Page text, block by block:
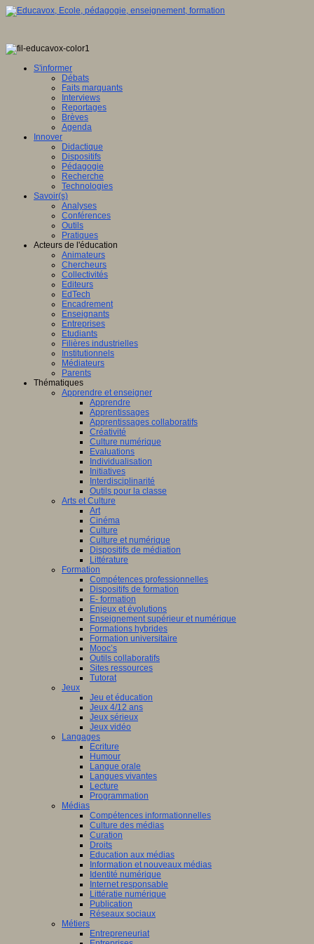
S'informer
Débats
Faits marquants
Interviews
Reportages
Brèves
Agenda
Innover
Didactique
Dispositifs
Pédagogie
Recherche
Technologies
Savoir(s)
Analyses
Conférences
Outils
Pratiques
Acteurs de l'éducation
Animateurs
Chercheurs
Collectivités
Editeurs
EdTech
Encadrement
Enseignants
Entreprises
Etudiants
Filières industrielles
Institutionnels
Médiateurs
Parents
Thématiques
Apprendre et enseigner
Apprendre
Apprentissages
Apprentissages collaboratifs
Créativité
Culture numérique
Evaluations
Individualisation
Initiatives
Interdisciplinarité
Outils pour la classe
Arts et Culture
Art
Cinéma
Culture
Culture et numérique
Dispositifs de médiation
Littérature
Formation
Compétences professionnelles
Dispositifs de formation
E- formation
Enjeux et évolutions
Enseignement supérieur et numérique
Formations hybrides
Formation universitaire
Mooc’s
Outils collaboratifs
Sites ressources
Tutorat
Jeux
Jeu et éducation
Jeux 4/12 ans
Jeux sérieux
Jeux vidéo
Langages
Ecriture
Humour
Langue orale
Langues vivantes
Lecture
Programmation
Médias
Compétences informationnelles
Culture des médias
Curation
Droits
Education aux médias
Information et nouveaux médias
Identité numérique
Internet responsable
Littératie numérique
Publication
Réseaux sociaux
Métiers
Entrepreneuriat